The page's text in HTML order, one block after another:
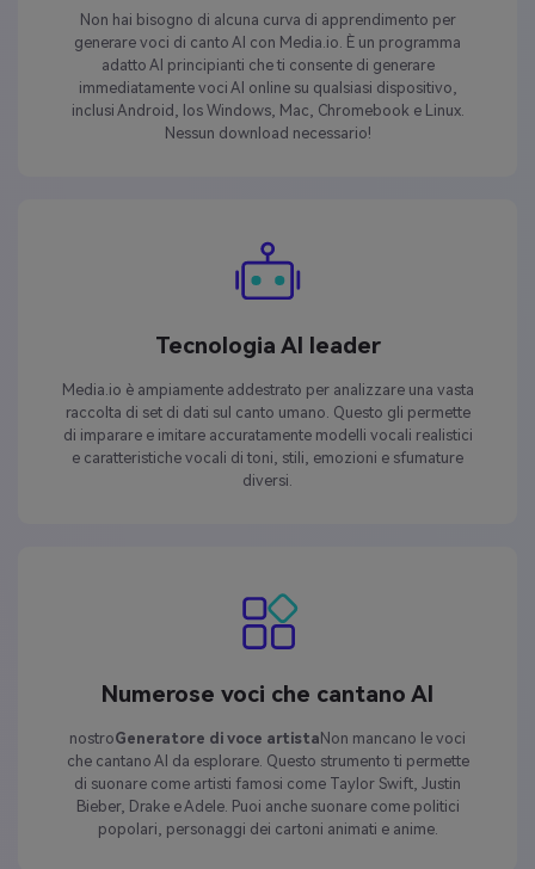
Non hai bisogno di alcuna curva di apprendimento per
generare voci di canto AI con Media.io. È un programma
adatto AI principianti che ti consente di generare
immediatamente voci AI online su qualsiasi dispositivo,
inclusi Android, Ios Windows, Mac, Chromebook e Linux.
Nessun download necessario!
Tecnologia AI leader
Media.io è ampiamente addestrato per analizzare una vasta
raccolta di set di dati sul canto umano. Questo gli permette
di imparare e imitare accuratamente modelli vocali realistici
e caratteristiche vocali di toni, stili, emozioni e sfumature
diversi.
Numerose voci che cantano AI
nostroGeneratore di voce artistaNon mancano le voci
che cantano AI da esplorare. Questo strumento ti permette
di suonare come artisti famosi come Taylor Swift, Justin
Bieber, Drake e Adele. Puoi anche suonare come politici
popolari, personaggi dei cartoni animati e anime.